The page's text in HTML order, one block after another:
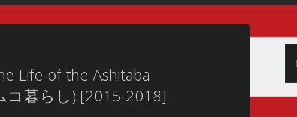
Life of the Ashitaba
コ暮らし) [2015-2018]